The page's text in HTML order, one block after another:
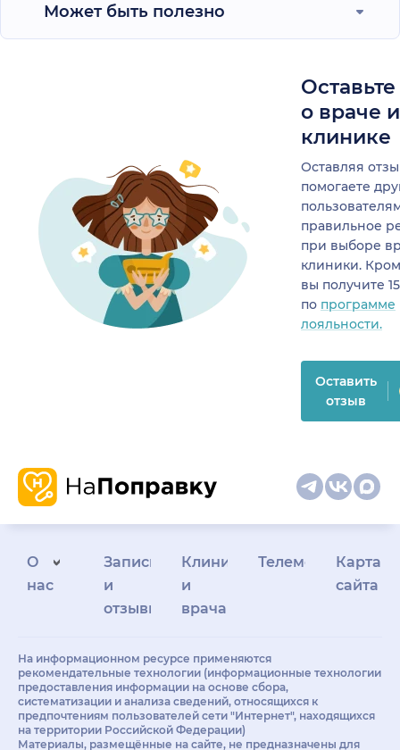
Может быть полезно
о враче
клинике
Оставляя
помогаете
правильное
при выборе
клиники.
вы получите
по программе
лояльности.
Оставить
отзыв
О
нас
Запись
и
отзывы
Клиникам
и
врачам
Телемедицина
Карта
сайта
На информационном ресурсе применяются
рекомендательные технологии (информационные технологии
предоставления информации на основе сбора,
систематизации и анализа сведений, относящихся к
предпочтениям пользователей сети "Интернет", находящихся
на территории Российской Федерации)
Материалы, размещённые на сайте, не предназначены для